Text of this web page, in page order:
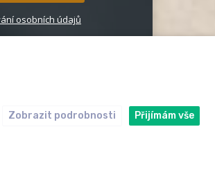
osobních údajů
Zobrazit podrobnosti Přijímám vše